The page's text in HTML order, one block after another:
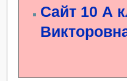
Сайт 10 А